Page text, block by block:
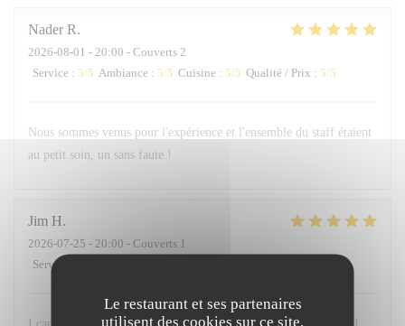
Le restaurant et ses partenaires
utilisent des cookies sur ce site,
Nader R
2026-08-01 - 20:00 - Couverts 2
Service : 5/5 Ambiance : 5/5 Cuisine : 5/5 Qualité / Prix : 5/5
Nous sommes venus pour l'expérience et l'ensemble du staff étaient
au petit soin, un sans faute !
Jim H
2026-07-25 - 20:00 - Couverts 1
Service